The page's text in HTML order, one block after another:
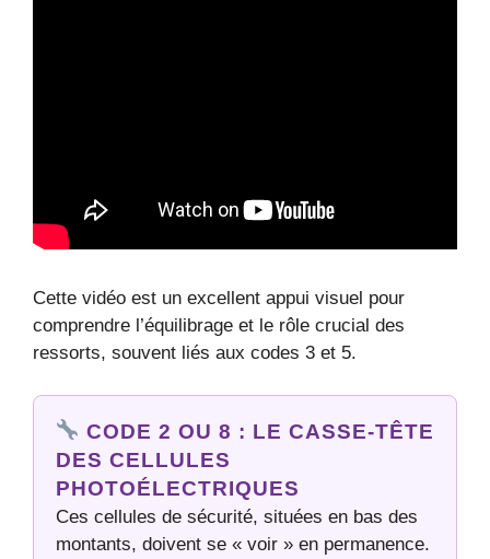
Cette vidéo est un excellent appui visuel pour
comprendre l’équilibrage et le rôle crucial des
ressorts, souvent liés aux codes 3 et 5.
CODE 2 OU 8 : LE CASSE-TÊTE
DES CELLULES
PHOTOÉLECTRIQUES
Ces cellules de sécurité, situées en bas des
montants, doivent se « voir » en permanence.